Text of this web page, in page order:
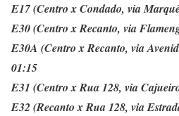
E17 (Centro x Condado, via
E30 (Centro x Recanto, via
E30A (Centro x Recanto, via
01:15
E31 (Centro x Rua 128, via
E32 (Recanto x Rua 128, via